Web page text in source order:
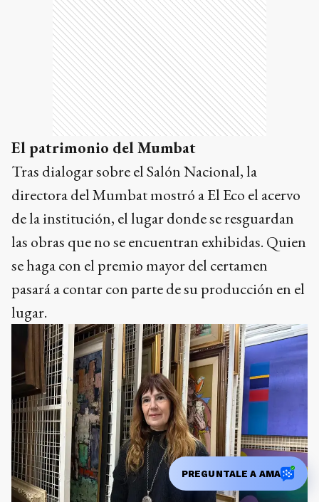
El patrimonio del Mumbat
Tras dialogar sobre el Salón Nacional, la
directora del Mumbat mostró a El Eco el acervo
de la institución, el lugar donde se resguardan
las obras que no se encuentran exhibidas. Quien
se haga con el premio mayor del certamen
pasará a contar con parte de su producción en el
lugar.
PREGUNTALE A AMA